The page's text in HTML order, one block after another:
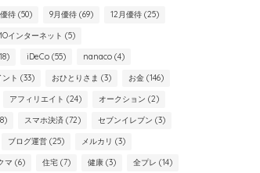
待(50) 9月優待(69) 12月優待(25)
インターネット (5)
iDeCo(55) nanaco(4)
ト (33) おひとりさま (3) お金(146)
アフィリエイト (24) オークション (2)
スマホ決済(72) セブンイレブン (3)
ブログ運営(25) メルカリ (3)
マ (6) 住宅(7) 健康(3) 全プレ (14)